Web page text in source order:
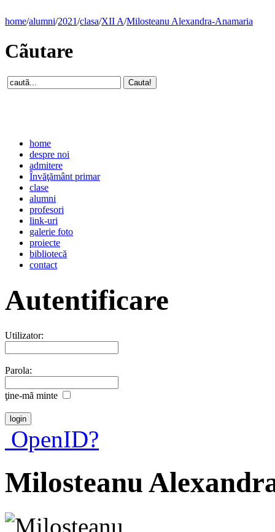
home/alumni/2021/clasa/XII A/Milosteanu Alexandra-Anamaria
Cãutare
home
despre noi
admitere
Învăţământ primar
clase
alumni
profesori
link-uri
galerie foto
proiecte
bibliotecă
contact
Autentificare
Utilizator:
Parola:
ţine-mã minte
OpenID?
Milosteanu